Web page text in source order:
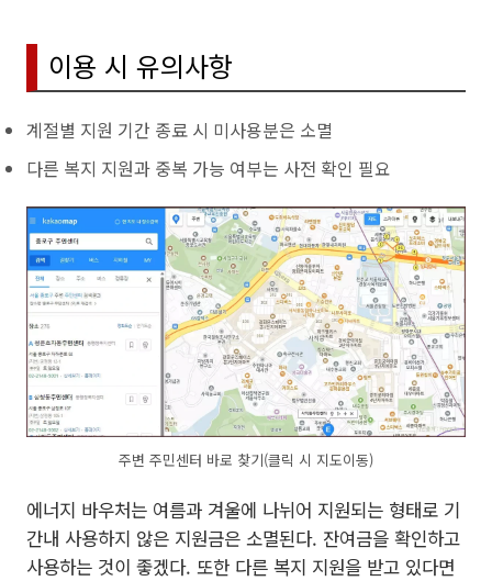
이용 시 유의사항
계절별 지원 기간 종료 시 미사용분은 소멸
다른 복지 지원과 중복 가능 여부는 사전 확인 필요
주변 주민센터 바로 찾기(클릭 시 지도이동)
에너지 바우처는 여름과 겨울에 나뉘어 지원되는 형태로 기
간내 사용하지 않은 지원금은 소멸된다. 잔여금을 확인하고
사용하는 것이 좋겠다. 또한 다른 복지 지원을 받고 있다면